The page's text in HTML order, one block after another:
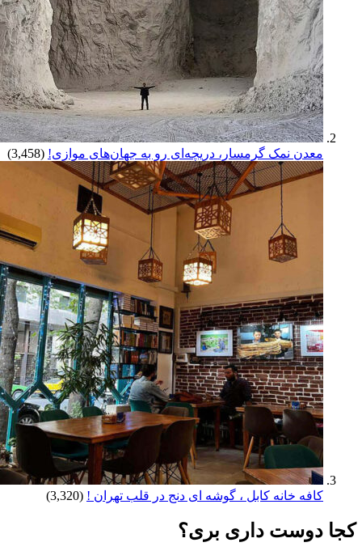
معدن نمک گرمسار، دریچه‌ای رو به جهان‌های موازی! (3,458)
کافه خانه کابل ، گوشه ای دنج در قلب تهران ! (3,320)
کجا دوست داری بری؟